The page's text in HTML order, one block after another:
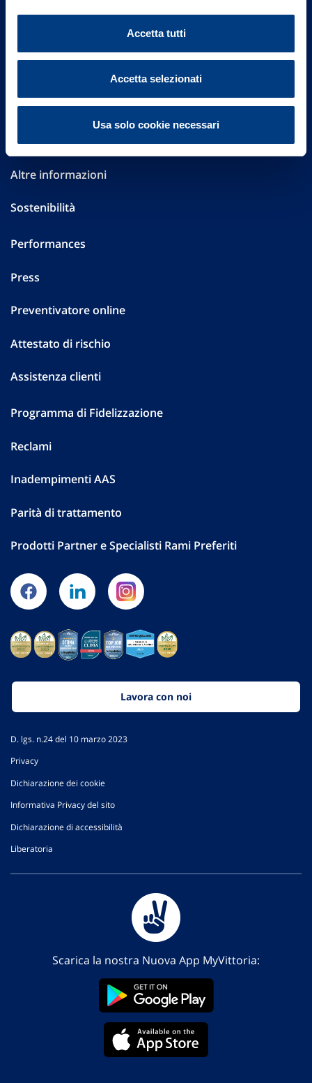
Accetta tutti
Accetta selezionati
Usa solo cookie necessari
Governance
Investor Relations
Altre informazioni
Sostenibilità
Performances
Press
Preventivatore online
Attestato di rischio
Assistenza clienti
Programma di Fidelizzazione
Reclami
Inadempimenti AAS
Parità di trattamento
Prodotti Partner e Specialisti Rami Preferiti
Lavora con noi
D. lgs. n.24 del 10 marzo 2023
Privacy
Dichiarazione dei cookie
Informativa Privacy del sito
Dichiarazione di accessibilità
Liberatoria
Scarica la nostra Nuova App MyVittoria: